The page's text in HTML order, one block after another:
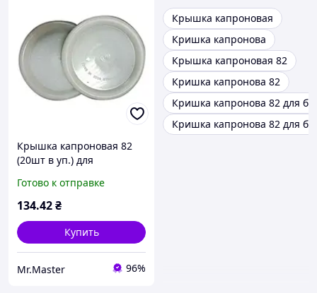
Крышка капроновая 82
(20шт в уп.) для
Готово к отправке
134.42₴
Купить
Mr.Master 96%
Крышка капроновая
Кришка капронова
Крышка капроновая 82
Кришка капронова 82
Кришка капронова 82 для
Кришка капронова 82 для